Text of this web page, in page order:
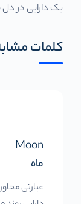
یک دارایی در
کلمات
Moon
ماه
عبارتی